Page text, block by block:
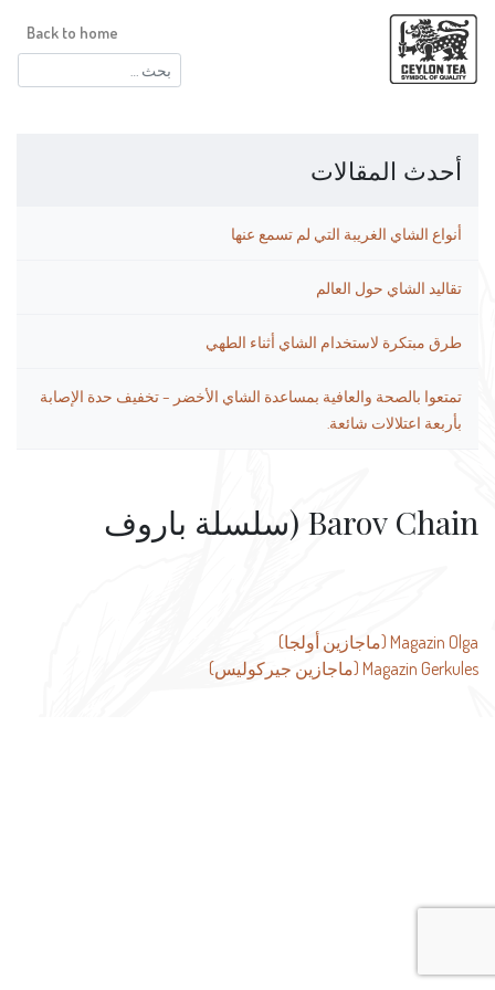
البحث
عن:
Back to home
أحدث المقالات
أنواع الشاي الغريبة التي لم تسمع عنها
تقاليد الشاي حول العالم
طرق مبتكرة لاستخدام الشاي أثناء الطهي
تمتعوا بالصحة والعافية بمساعدة الشاي الأخضر – تخفيف حدة الإصابة
بأربعة اعتلالات شائعة.
Barov Chain (سلسلة باروف
تصفّح
المقالات
Magazin Olga (ماجازين أولجا)
Magazin Gerkules (ماجازين جيركوليس)